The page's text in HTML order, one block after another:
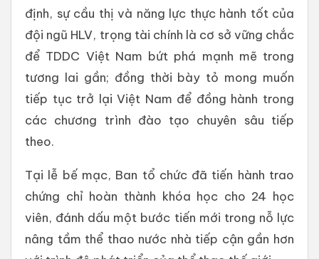
định, sự cầu thị và năng lực thực hành tốt của
đội ngũ HLV, trọng tài chính là cơ sở vững chắc
để TDDC Việt Nam bứt phá mạnh mẽ trong
tương lai gần; đồng thời bày tỏ mong muốn
tiếp tục trở lại Việt Nam để đồng hành trong
các chương trình đào tạo chuyên sâu tiếp
theo.
Tại lễ bế mạc, Ban tổ chức đã tiến hành trao
chứng chỉ hoàn thành khóa học cho 24 học
viên, đánh dấu một bước tiến mới trong nỗ lực
nâng tầm thể thao nước nhà tiếp cận gần hơn